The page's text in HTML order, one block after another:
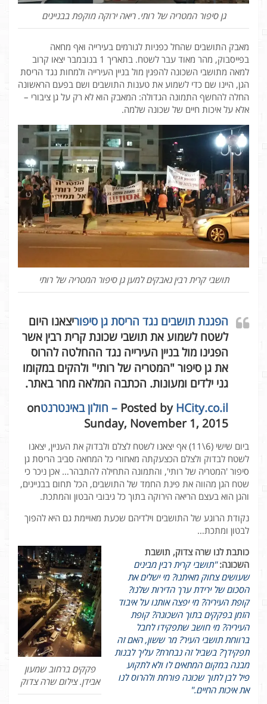
גן סיפור המטריה של רותי. ריאה ירוקה מוקפת בבניינים
מאבק התושבים שהחל כפניות לגורמים בעירייה ואף מחאה
בפייסבוק, מהר מאוד עבר לשטח. בתאריך 1 בנובמבר יצאו קרוב
למאה מתושבי השכונה להפגין מול בניין העירייה ולמחות נגד הריסת
הגן, היינו שם כדי לשמוע את טענות התושבים ושם בפעם הראשונה
החלה להחשף התמונה הגדולה: המאבק הוא לא רק על גן ציבורי –
אלא על איכות חיים של שכונה שלמה.
תושבי קרית רבין נאבקים למען גן סיפור המטריה של רותי
הפגנת תושבים נגד הריסת גן סיפוריצאנו היום
לשטח לשמוע את תושבי שכונת קרית רבין אשר
הפגינו מול בניין העירייה נגד ההחלטה להרוס
את גן סיפור "המטריה של רותי" ולהקים במקומו
גני ילדים ומעונות. הכתבה המלאה מחר באתר.
Posted by ‎HCity.co.il – חולון באינטרנט
‎ on
Sunday, November 1, 2015
ביום שישי (6\11) אף יצאנו לשטח לצלם ולבדוק את העניין, יצאנו
לשטח לבדוק ולצלם הכצעקתה מאחורי כל המחאה סביב הריסת גן
סיפור 'המטריה של רותי', והתמונה התחילה להתבהר… אכן ניכר כי
שטח הגן מהווה את פינת החמד של התושבים, הכל תחום בבניינים,
והגן הוא בעצם הריאה הירוקה בתוך כל גיבובי הבטון והמתכת.
נקודת הרוגע של התושבים וילדיהם שכעת מאויימת גם היא להפוך
לבטון ומתכת…
פקקים ברחוב שמעון
אבידן. צילום שרה צדוק
כותבת לנו שרה צדוק, תושבת
השכונה: "תושבי קרית רבין מבינים
שעושים צחוק מאיתנו? מי ישלים את
הסכום של ירידת ערך הדירות שלנו?
קופת העיריה? מי יפצה אותנו על איבוד
הזמן בפקקים בתוך השכונה? קופת
העיריה? מי חושב שתפקידו לחבל
ברווחת תושבי העיר? מר ששון, האם זה
תפקידך? בשביל זה נבחרת? עליך לבנות
מבנה במקום המתאים לו ולא לתקוע
פיל לבן לתוך שכונה פורחת ולהרוס לנו
את איכות החיים."